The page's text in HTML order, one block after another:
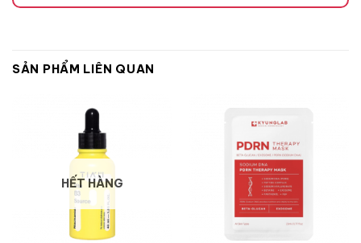
SẢN PHẨM LIÊN QUAN
HẾT HÀNG